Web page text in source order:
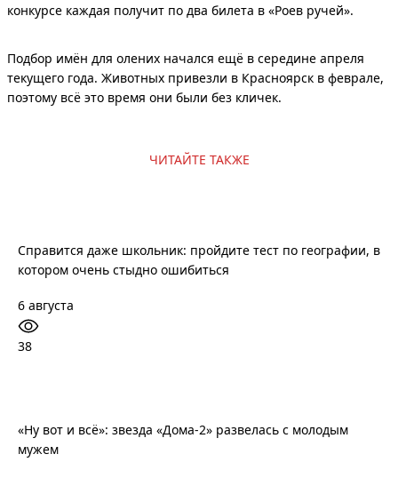
конкурсе каждая получит по два билета в «Роев ручей».
Подбор имён для олених начался ещё в середине апреля
текущего года. Животных привезли в Красноярск в феврале,
поэтому всё это время они были без кличек.
ЧИТАЙТЕ ТАКЖЕ
Справится даже школьник: пройдите тест по географии, в
котором очень стыдно ошибиться
6 августа
38
«Ну вот и всё»: звезда «Дома-2» развелась с молодым
мужем